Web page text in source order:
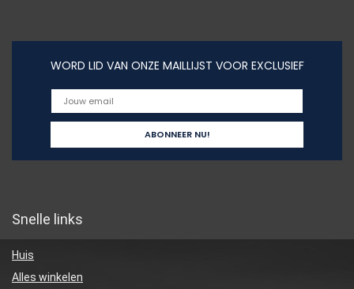
WORD LID VAN ONZE MAILLIJST VOOR EXCLUSIEF
Snelle links
Huis
Alles winkelen